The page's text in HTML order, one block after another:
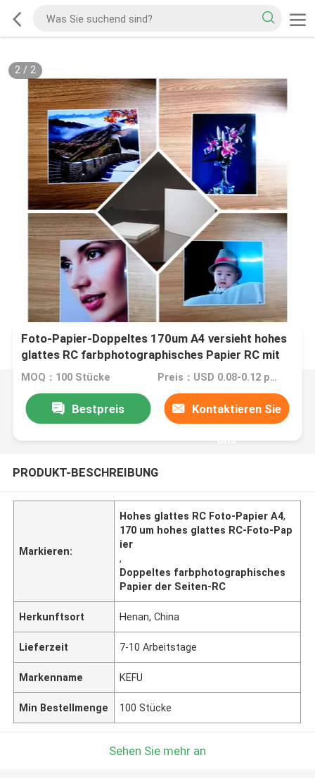
2/ 2
Foto-Papier-Doppeltes 170um A4 versieht hohes
glattes RC farbphotographisches Papier RC mit
Seiten
MOQ：100 Stücke Preis：USD 0.08-0.12 per sheet
Bestpreis Kontaktieren Sie
uns
PRODUKT-BESCHREIBUNG
Markieren:
Hohes glattes RC Foto-Papier A4,
170 um hohes glattes RC-Foto-Pap
ier
,
Doppeltes farbphotographisches
Papier der Seiten-RC
Herkunftsort Henan, China
Lieferzeit 7-10 Arbeitstage
Markenname KEFU
Min Bestellmenge 100 Stücke
Sehen Sie mehr an